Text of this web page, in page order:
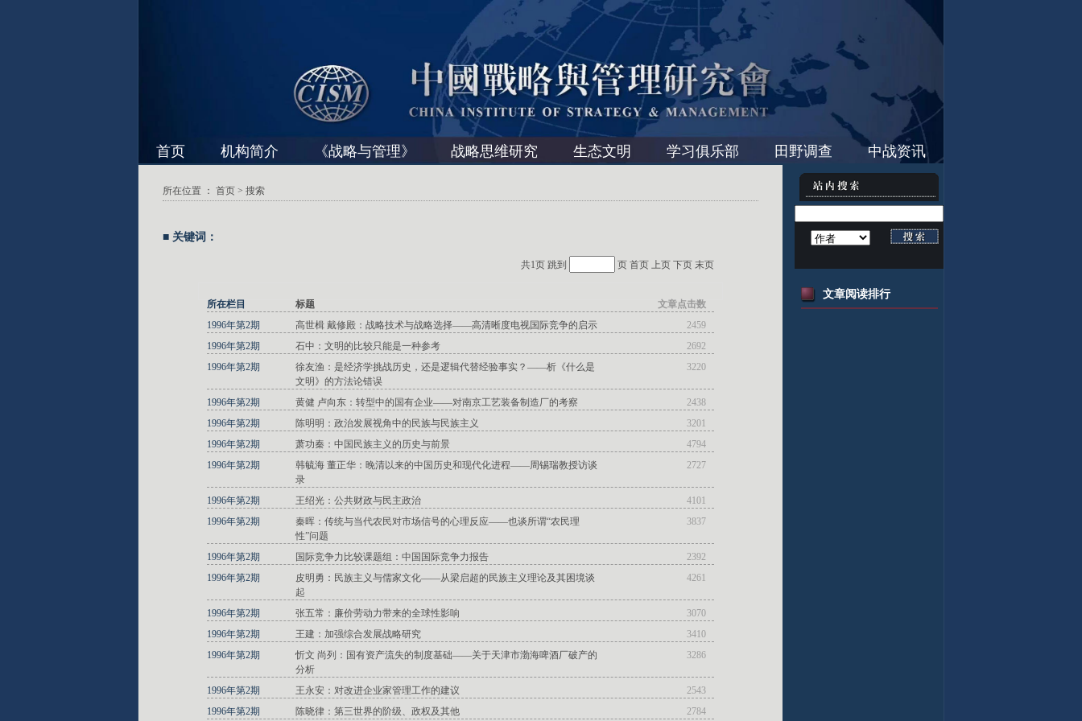
首页 机构简介 《战略与管理》 战略思维研究 生态文明 学习俱乐部 田野调查 中战资讯
文章阅读排行
所在位置 ： 首页 > 搜索
■ 关键词：
共1页 跳到 页 首页 上页 下页 末页
所在栏目 标题
文章点击数
1996年第2期
高世楫 戴修殿：战略技术与战略选择——高清晰度电视国际竞争的启示
2459
1996年第2期
石中：文明的比较只能是一种参考
2692
1996年第2期
徐友渔：是经济学挑战历史，还是逻辑代替经验事实？——析《什么是
文明》的方法论错误
3220
1996年第2期 黄健 卢向东：转型中的国有企业——对南京工艺装备制造厂的考察
2438
1996年第2期
陈明明：政治发展视角中的民族与民族主义
3201
1996年第2期
萧功秦：中国民族主义的历史与前景
4794
1996年第2期
韩毓海 董正华：晚清以来的中国历史和现代化进程——周锡瑞教授访谈
录
2727
1996年第2期 王绍光：公共财政与民主政治
4101
1996年第2期
秦晖：传统与当代农民对市场信号的心理反应——也谈所谓“农民理
性”问题
3837
1996年第2期 国际竞争力比较课题组：中国国际竞争力报告
2392
1996年第2期
皮明勇：民族主义与儒家文化——从梁启超的民族主义理论及其困境谈
起
4261
1996年第2期 张五常：廉价劳动力带来的全球性影响
3070
1996年第2期
王建：加强综合发展战略研究
3410
1996年第2期
忻文 尚列：国有资产流失的制度基础——关于天津市渤海啤酒厂破产的
分析
3286
1996年第2期 王永安：对改进企业家管理工作的建议
2543
1996年第2期
陈晓律：第三世界的阶级、政权及其他 2784